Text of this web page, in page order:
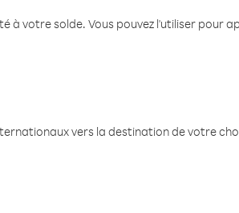
votre solde. Vous pouvez l'utiliser pour
vers la destination de votre